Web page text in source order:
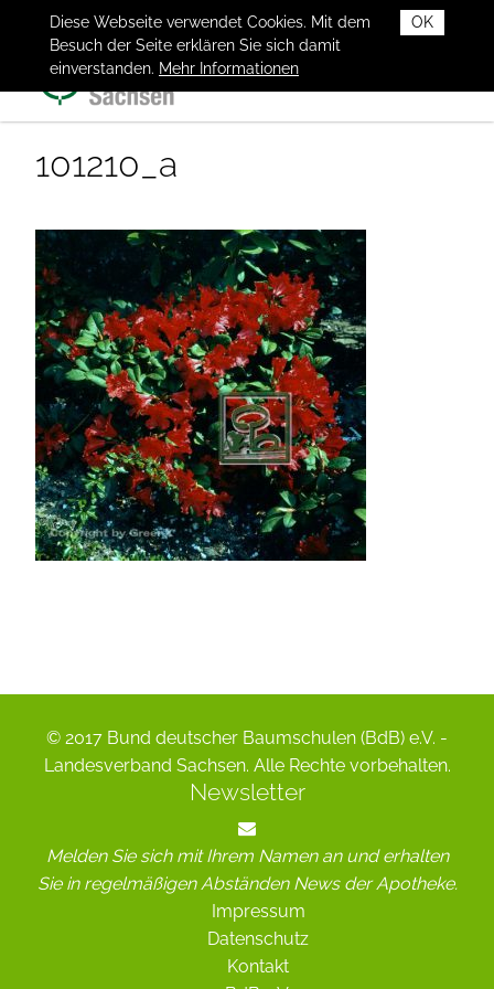
OK
Diese Webseite verwendet Cookies. Mit dem
Besuch der Seite erklären Sie sich damit
einverstanden. Mehr Informationen
101210_a
© 2017 Bund deutscher Baumschulen (BdB) e.V. -
Landesverband Sachsen. Alle Rechte vorbehalten.
Newsletter
Melden Sie sich mit Ihrem Namen an und erhalten
Sie in regelmäßigen Abständen News der Apotheke.
Impressum
Datenschutz
Kontakt